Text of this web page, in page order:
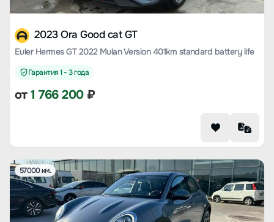
2023 Ora Good cat GT
Euler Hermes GT 2022 Mulan Version 401km standard battery life
Гарантия 1 - 3 года
от1 766 200₽
57000 км.